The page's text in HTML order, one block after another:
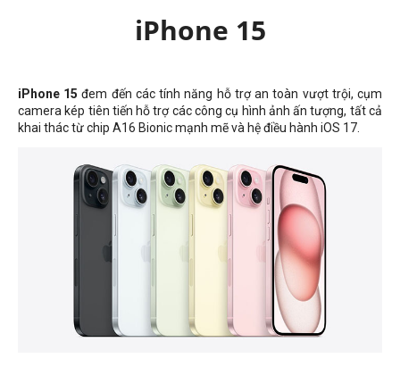
iPhone 15
iPhone 15 đem đến các tính năng hỗ trợ an toàn vượt trội, cụm
camera kép tiên tiến hỗ trợ các công cụ hình ảnh ấn tượng, tất cả
khai thác từ chip A16 Bionic mạnh mẽ và hệ điều hành iOS 17.